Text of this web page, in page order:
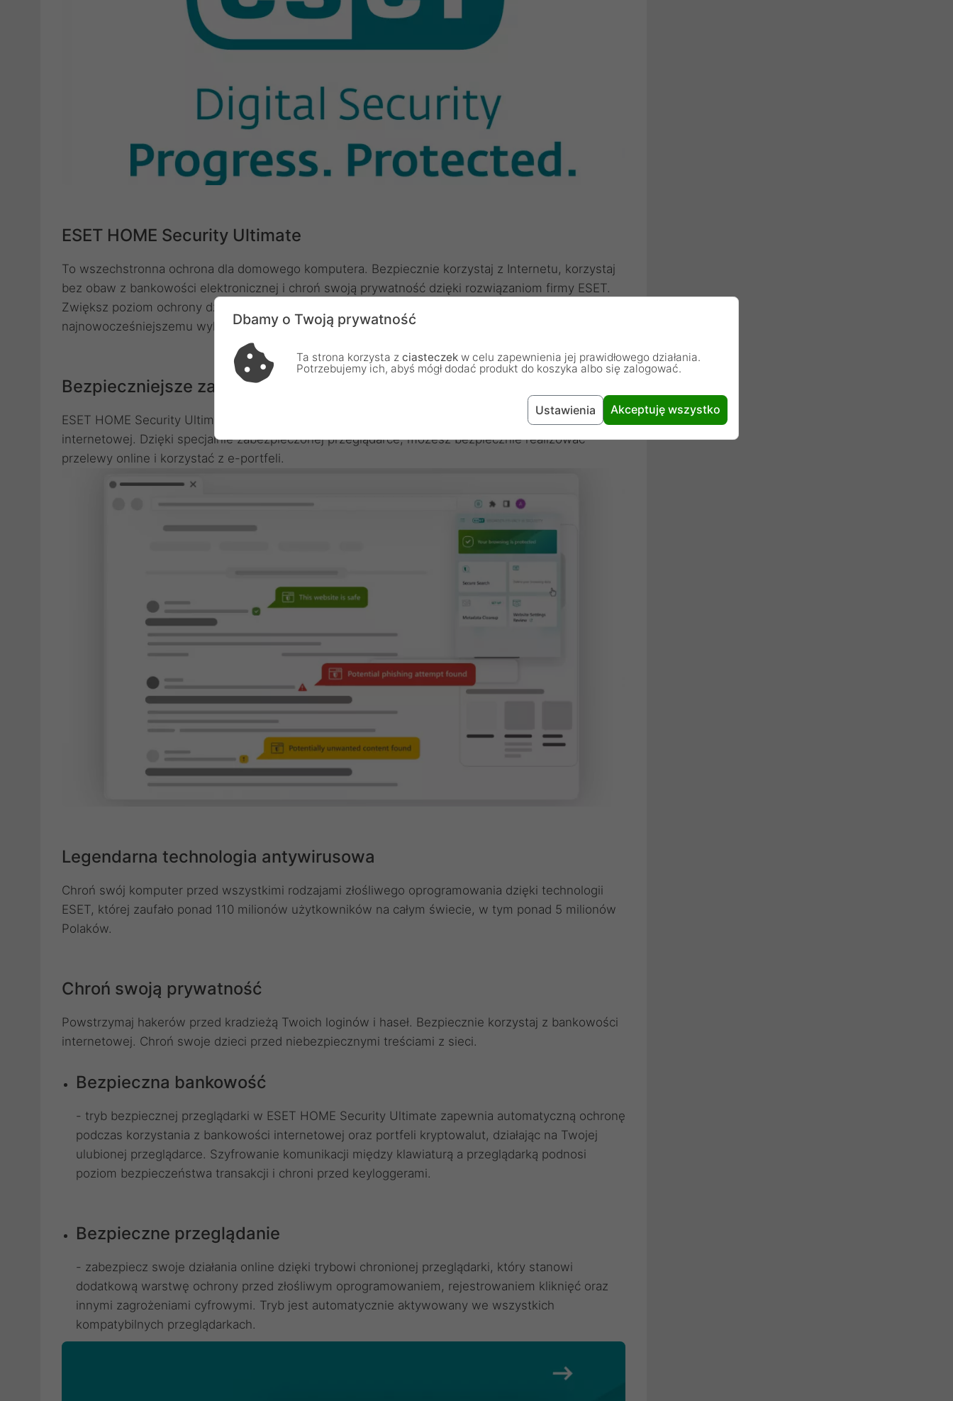
ESET HOME Security Ultimate
To wszechstronna ochrona dla domowego komputera. Bezpiecznie korzystaj z Internetu, korzystaj
bez obaw z bankowości elektronicznej i chroń swoją prywatność dzięki rozwiązaniom firmy ESET.
Zwiększ poziom ochrony dzięki Menedżerowi haseł, szyfrowaniu wrażliwych plików i
najnowocześniejszemu wykrywaniu zagrożeń.
Bezpieczniejsze zakupy i przelewy w Internecie
ESET HOME Security Ultimate automatycznie chroni Cię podczas korzystania z bankowości
internetowej. Dzięki specjalnie zabezpieczonej przeglądarce, możesz bezpiecznie realizować
przelewy online i korzystać z e-portfeli.
Legendarna technologia antywirusowa
Chroń swój komputer przed wszystkimi rodzajami złośliwego oprogramowania dzięki technologii
ESET, której zaufało ponad 110 milionów użytkowników na całym świecie, w tym ponad 5 milionów
Polaków.
Chroń swoją prywatność
Powstrzymaj hakerów przed kradzieżą Twoich loginów i haseł. Bezpiecznie korzystaj z bankowości
internetowej. Chroń swoje dzieci przed niebezpiecznymi treściami z sieci.
Bezpieczna bankowość
- tryb bezpiecznej przeglądarki w ESET HOME Security Ultimate zapewnia automatyczną ochronę
podczas korzystania z bankowości internetowej oraz portfeli kryptowalut, działając na Twojej
ulubionej przeglądarce. Szyfrowanie komunikacji między klawiaturą a przeglądarką podnosi
poziom bezpieczeństwa transakcji i chroni przed keyloggerami.
Bezpieczne przeglądanie
- zabezpiecz swoje działania online dzięki trybowi chronionej przeglądarki, który stanowi
dodatkową warstwę ochrony przed złośliwym oprogramowaniem, rejestrowaniem kliknięć oraz
innymi zagrożeniami cyfrowymi. Tryb jest automatycznie aktywowany we wszystkich
kompatybilnych przeglądarkach.
Dbamy o Twoją prywatność
Ta strona korzysta z ciasteczek w celu zapewnienia jej prawidłowego działania.
Potrzebujemy ich, abyś mógł dodać produkt do koszyka albo się zalogować.
Ustawienia Akceptuję wszystko